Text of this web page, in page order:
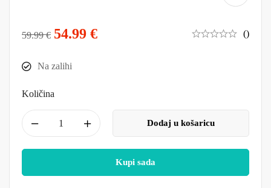
59.99€ 54.99 € ()
Na zalihi
Količina
Dodaj u košaricu
Kupi sada